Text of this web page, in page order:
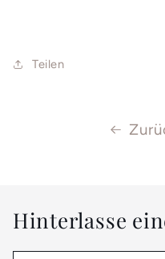
Teilen
Hinterlasse